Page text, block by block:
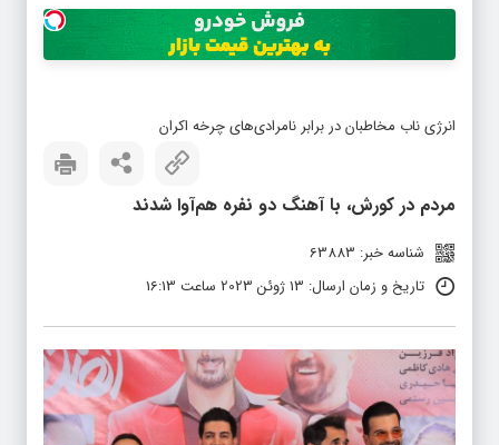
انرژی ناب مخاطبان در برابر نامرادی‌های چرخه اکران
مردم در کورش، با آهنگ دو نفره هم‌آوا شدند
شناسه خبر: 63883
تاریخ و زمان ارسال: 13 ژوئن 2023 ساعت 16:13